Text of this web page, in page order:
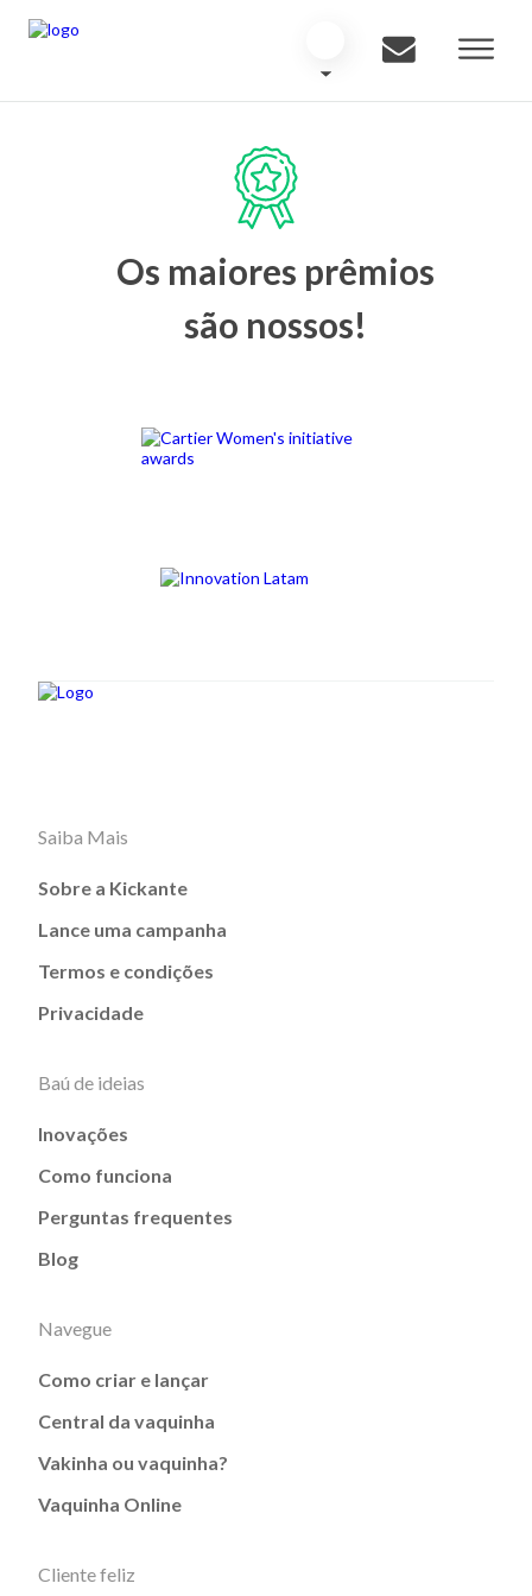
Os maiores prêmios
são nossos!
Saiba Mais
Sobre a Kickante
Lance uma campanha
Termos e condições
Privacidade
Baú de ideias
Inovações
Como funciona
Perguntas frequentes
Blog
Navegue
Como criar e lançar
Central da vaquinha
Vakinha ou vaquinha?
Vaquinha Online
Cliente feliz